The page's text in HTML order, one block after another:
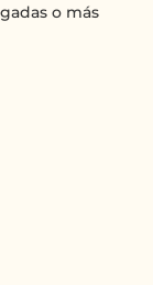
o más